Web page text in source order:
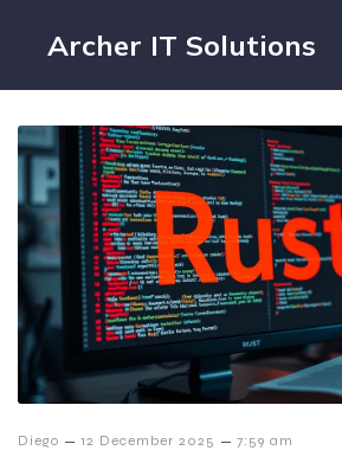
Archer IT Solutions
Diego – 12 December 2025 – 7:59 am